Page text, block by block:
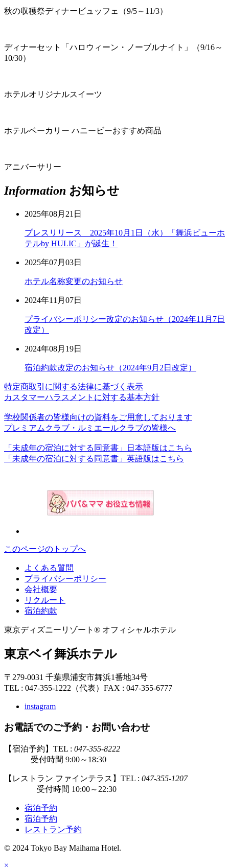
秋の収穫祭ディナービュッフェ（9/5～11/3）
ディナーセット「ハロウィーン・ノーブルナイト」（9/16～
10/30）
ホテルオリジナルスイーツ
ホテルベーカリー ハニービーおすすめ商品
アニバーサリー
Information お知らせ
2025年08月21日
プレスリリース 2025年10月1日（水）「舞浜ビューホ
テルby HULIC」が誕生！
2025年07月03日
ホテル名称変更のお知らせ
2024年11月07日
プライバシーポリシー改定のお知らせ（2024年11月7日
改定）
2024年08月19日
宿泊約款改定のお知らせ（2024年9月2日改定）
特定商取引に関する法律に基づく表示
カスタマーハラスメントに対する基本方針
学校関係者の皆様向けの資料をご用意しております
プレミアムクラブ・ルミエールクラブの皆様へ
「未成年の宿泊に対する同意書」日本語版はこちら
「未成年の宿泊に対する同意書」英語版はこちら
このページのトップへ
よくある質問
プライバシーポリシー
会社概要
リクルート
宿泊約款
東京ディズニーリゾート® オフィシャルホテル
東京ベイ舞浜ホテル
〒279-0031 千葉県浦安市舞浜1番地34号
TEL : 047-355-1222（代表） FAX : 047-355-6777
instagram
お電話でのご予約・お問い合わせ
【宿泊予約】TEL : 047-355-8222
受付時間 9:00～18:30
【レストラン ファインテラス】TEL : 047-355-1207
受付時間 10:00～22:30
宿泊予約
宿泊予約
レストラン予約
© 2024 Tokyo Bay Maihama Hotel.
×